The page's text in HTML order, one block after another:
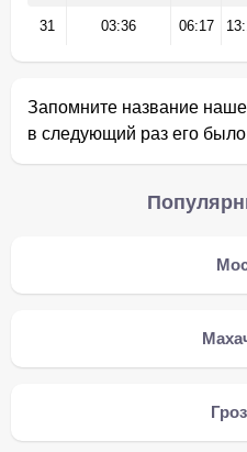
31 03:36 06:17
Запомните название
в следующий раз его было